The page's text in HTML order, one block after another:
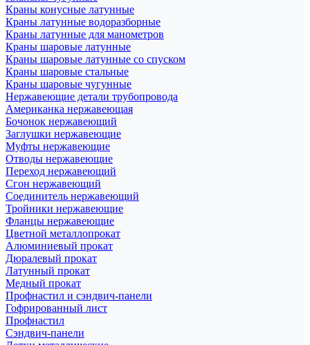
Краны конусные латунные
Краны латунные водоразборные
Краны латунные для манометров
Краны шаровые латунные
Краны шаровые латунные со спуском
Краны шаровые стальные
Краны шаровые чугунные
Нержавеющие детали трубопровода
Американка нержавеющая
Бочонок нержавеющий
Заглушки нержавеющие
Муфты нержавеющие
Отводы нержавеющие
Переход нержавеющий
Сгон нержавеющий
Соединитель нержавеющий
Тройники нержавеющие
Фланцы нержавеющие
Цветной металлопрокат
Алюминиевый прокат
Дюралевый прокат
Латунный прокат
Медный прокат
Профнастил и сэндвич-панели
Гофрированный лист
Профнастил
Сэндвич-панели